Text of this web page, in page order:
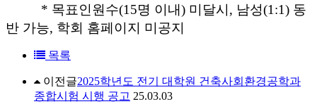
* 목표인원수(15명 이내) 미달시, 남성(1:1) 동
반 가능, 학회 홈페이지 미공지
목록
이전글2025학년도 전기 대학원 건축사회환경공학과
종합시험 시행 공고 25.03.03